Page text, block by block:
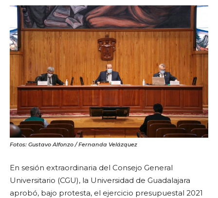
Fotos: Gustavo Alfonzo / Fernanda Velázquez
En sesión extraordinaria del Consejo General
Universitario (CGU), la Universidad de Guadalajara
aprobó, bajo protesta, el ejercicio presupuestal 2021